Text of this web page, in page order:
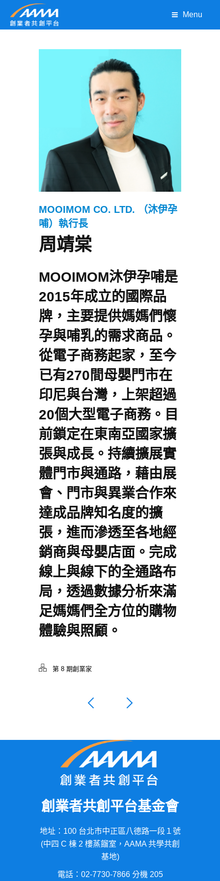
Menu
MOOIMOM CO. LTD. （沐伊孕
哺） 執行長
周靖棠
MOOIMOM沐伊孕哺是
2015年成立的國際品
牌，主要提供媽媽們懷
孕與哺乳的需求商品。
從電子商務起家，至今
已有270間母嬰門市在
印尼與台灣，上架超過
20個大型電子商務。目
前鎖定在東南亞國家擴
張與成長。持續擴展實
體門市與通路，藉由展
會、門市與異業合作來
達成品牌知名度的擴
張，進而滲透至各地經
銷商與母嬰店面。完成
線上與線下的全通路布
局，透過數據分析來滿
足媽媽們全方位的購物
體驗與照顧。
第 8 期創業家
創業者共創平台基金會
地址：100 台北市中正區八德路一段１號
(中四 C 棟 2 樓蒸餾室，AAMA 共學共創
基地)
電話：02-7730-7866 分機 205